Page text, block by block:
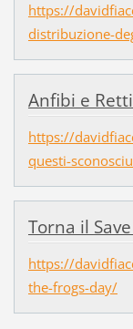
https://
distribuzione-
Anfibi e
https://
questi-
Torna il
https://
the-frogs-day/